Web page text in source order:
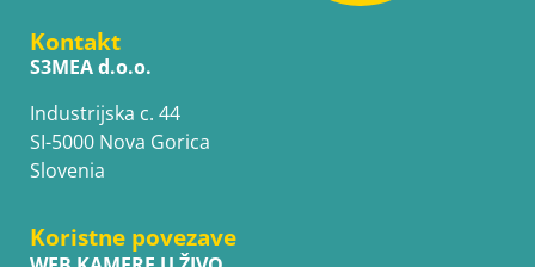
Kontakt
S3MEA d.o.o.
Industrijska c. 44
SI-5000 Nova Gorica
Slovenia
Koristne povezave